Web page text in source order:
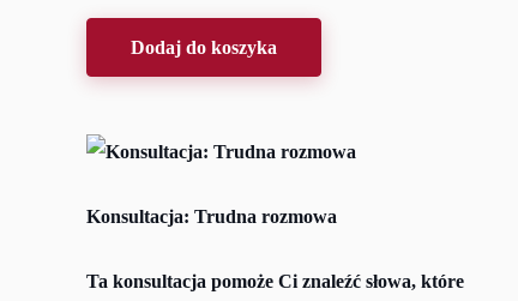
Dodaj do koszyka
Konsultacja: Trudna rozmowa
Ta konsultacja pomoże Ci znaleźć słowa, które